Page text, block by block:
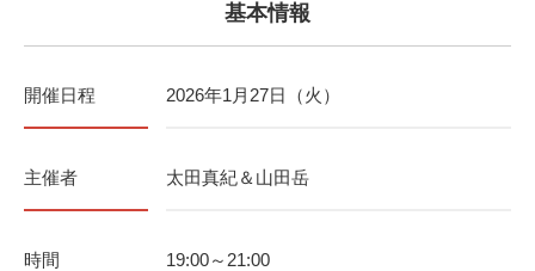
基本情報
開催日程 2026年1月27日（火）
主催者 太田真紀＆山田岳
時間 19:00～21:00